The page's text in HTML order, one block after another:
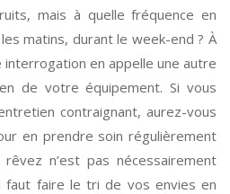
mais à quelle fréquence en
matins, durant le week-end ? À
interrogation en appelle une autre
de votre équipement. Si vous
contraignant, aurez-vous
en prendre soin régulièrement
n’est pas nécessairement
faut faire le tri de vos envies en